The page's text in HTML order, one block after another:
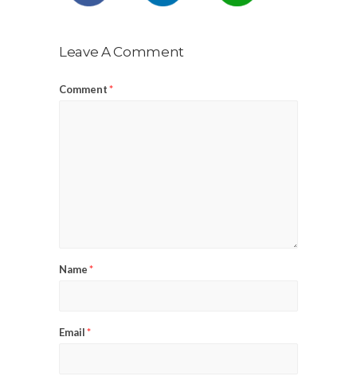
Leave A Comment
Comment*
Name*
Email*